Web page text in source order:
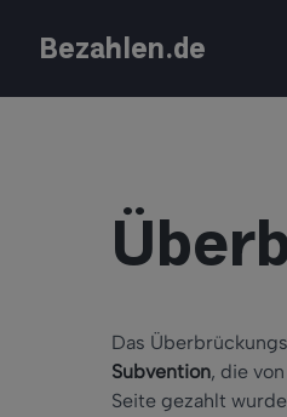
Bezahlen.de
Das
Subvention, die
Seite gezahlt